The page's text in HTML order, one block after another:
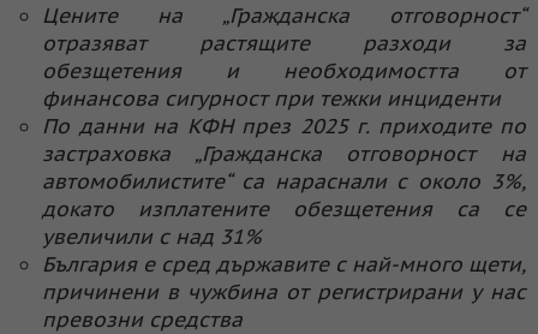
Цените на „Гражданска отговорност“
отразяват растящите разходи за
обезщетения и необходимостта от
финансова сигурност при тежки инциденти
По данни на КФН през 2025 г. приходите по
застраховка „Гражданска отговорност на
автомобилистите“ са нараснали с около 3%,
докато изплатените обезщетения са се
увеличили с над 31%
България е сред държавите с най-много щети,
причинени в чужбина от регистрирани у нас
превозни средства